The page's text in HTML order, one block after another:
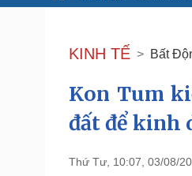
Đảng
Tổ chức nhân sự
Nhận diện sự thật
Pháp luật
KINH TẾ Bất
Kon Tum
đất để kinh
Thứ Tư, 10:07, 03/08/